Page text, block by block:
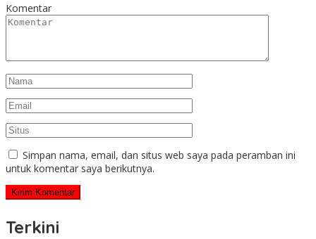
Komentar
Simpan nama, email, dan situs web saya pada peramban ini
untuk komentar saya berikutnya.
Terkini